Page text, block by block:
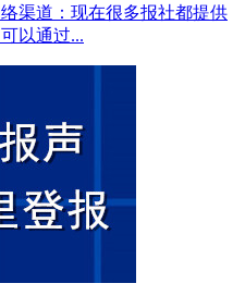
渠道：现在很多报社都提供
以通过...